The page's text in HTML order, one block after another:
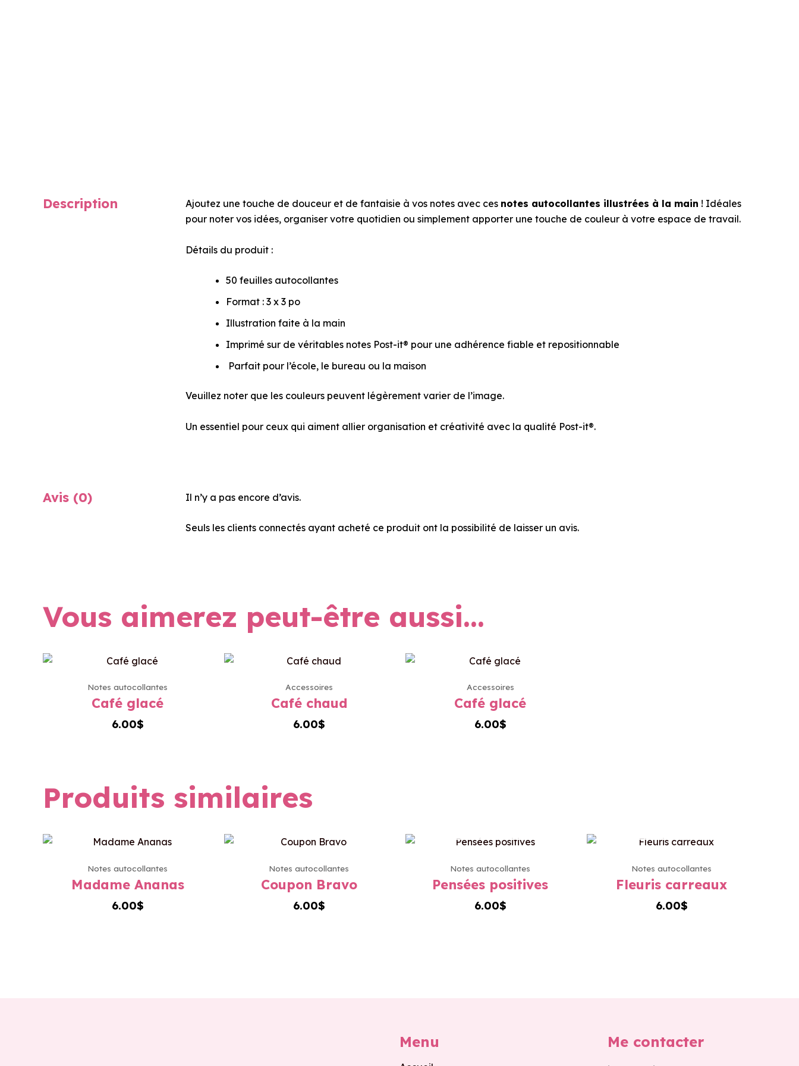
Description Ajoutez une touche de douceur et de fantaisie à vos notes avec ces notes autocollantes illustrées à la main ! Idéales
pour noter vos idées, organiser votre quotidien ou simplement apporter une touche de couleur à votre espace de travail.
Détails du produit :
50 feuilles autocollantes
Format : 3 x 3 po
Illustration faite à la main
Imprimé sur de véritables notes Post-it® pour une adhérence fiable et repositionnable
Parfait pour l’école, le bureau ou la maison
Veuillez noter que les couleurs peuvent légèrement varier de l’image.
Un essentiel pour ceux qui aiment allier organisation et créativité avec la qualité Post-it®.
Avis (0) Il n’y a pas encore d’avis.
Seuls les clients connectés ayant acheté ce produit ont la possibilité de laisser un avis.
Vous aimerez peut-être aussi…
Notes autocollantes
Café glacé
6.00$
Accessoires
Café chaud
6.00$
Accessoires
Café glacé
6.00$
Produits similaires
Notes autocollantes
Madame Ananas
6.00$
Notes autocollantes
Coupon Bravo
6.00$
Notes autocollantes
Pensées positives
6.00$
Notes autocollantes
Fleuris carreaux
6.00$
Menu Me contacter